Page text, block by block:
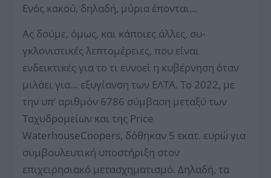
Ενός κακού, δηλαδή, μύρια έπονται…
Ας δούμε, όμως, και κάποιες άλλες, συ­
γκλονιστικές λεπτομέρειες, που είναι
ενδεικτικές για το τι εννοεί η κυβέρνηση όταν
μιλάει για… εξυγίανση των ΕΛΤΑ. Το 2022, με
την υπ’ αριθμόν 6786 σύμβαση μεταξύ των
Ταχυδρομείων και της Price
WaterhouseCoopers, δόθηκαν 5 εκατ. ευρώ για
συμβουλευτική υποστήριξη στον
επιχειρησιακό μετασχηματισμό. Δηλαδή, τα